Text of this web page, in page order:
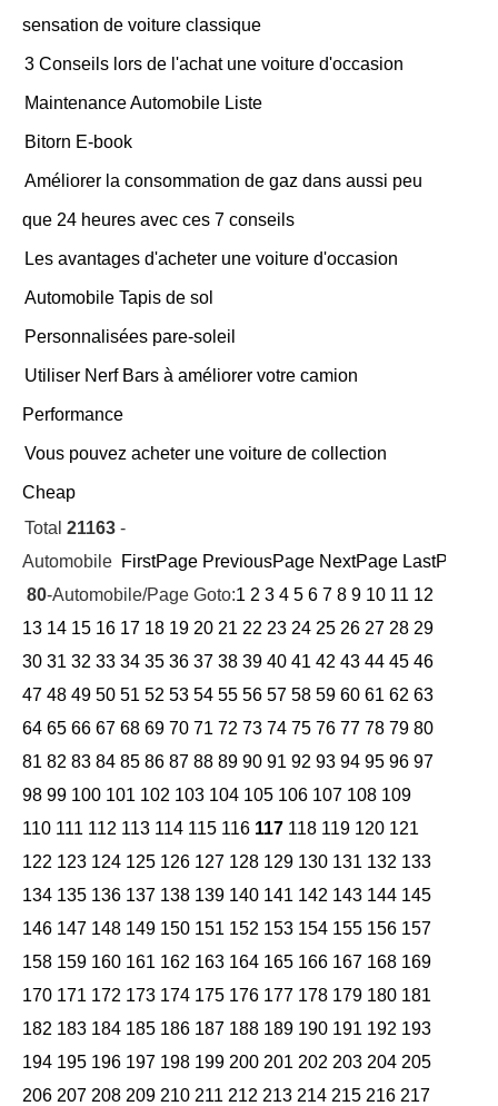
sensation de voiture classique
3 Conseils lors de l'achat une voiture d'occasion
Maintenance Automobile Liste
Bitorn E-book
Améliorer la consommation de gaz dans aussi peu
que 24 heures avec ces 7 conseils
Les avantages d'acheter une voiture d'occasion
Automobile Tapis de sol
Personnalisées pare-soleil
Utiliser Nerf Bars à améliorer votre camion
Performance
Vous pouvez acheter une voiture de collection
Cheap
Total 21163 -
Automobile FirstPage PreviousPage NextPage LastPage
80-Automobile/Page Goto:1 2 3 4 5 6 7 8 9 10 11 12
13 14 15 16 17 18 19 20 21 22 23 24 25 26 27 28 29
30 31 32 33 34 35 36 37 38 39 40 41 42 43 44 45 46
47 48 49 50 51 52 53 54 55 56 57 58 59 60 61 62 63
64 65 66 67 68 69 70 71 72 73 74 75 76 77 78 79 80
81 82 83 84 85 86 87 88 89 90 91 92 93 94 95 96 97
98 99 100 101 102 103 104 105 106 107 108 109
110 111 112 113 114 115 116 117 118 119 120 121
122 123 124 125 126 127 128 129 130 131 132 133
134 135 136 137 138 139 140 141 142 143 144 145
146 147 148 149 150 151 152 153 154 155 156 157
158 159 160 161 162 163 164 165 166 167 168 169
170 171 172 173 174 175 176 177 178 179 180 181
182 183 184 185 186 187 188 189 190 191 192 193
194 195 196 197 198 199 200 201 202 203 204 205
206 207 208 209 210 211 212 213 214 215 216 217